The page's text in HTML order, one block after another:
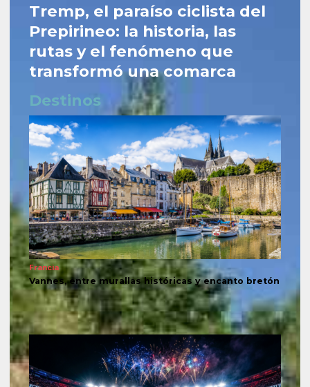
Tremp, el paraíso ciclista del
Prepirineo: la historia, las
rutas y el fenómeno que
transformó una comarca
Destinos
Francia
Vannes, entre murallas históricas y encanto bretón